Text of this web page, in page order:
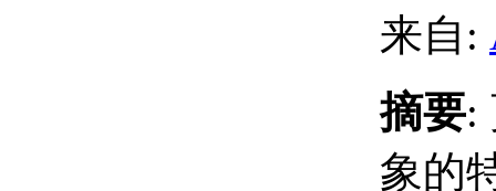
来自:
摘要:
象的